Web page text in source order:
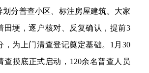
划分普查小区、标注房屋建筑。大家
田埂，逐户核对、反复确认，提前3
，为上门清查登记奠定基础。1月30
查摸底正式启动，120余名普查人员